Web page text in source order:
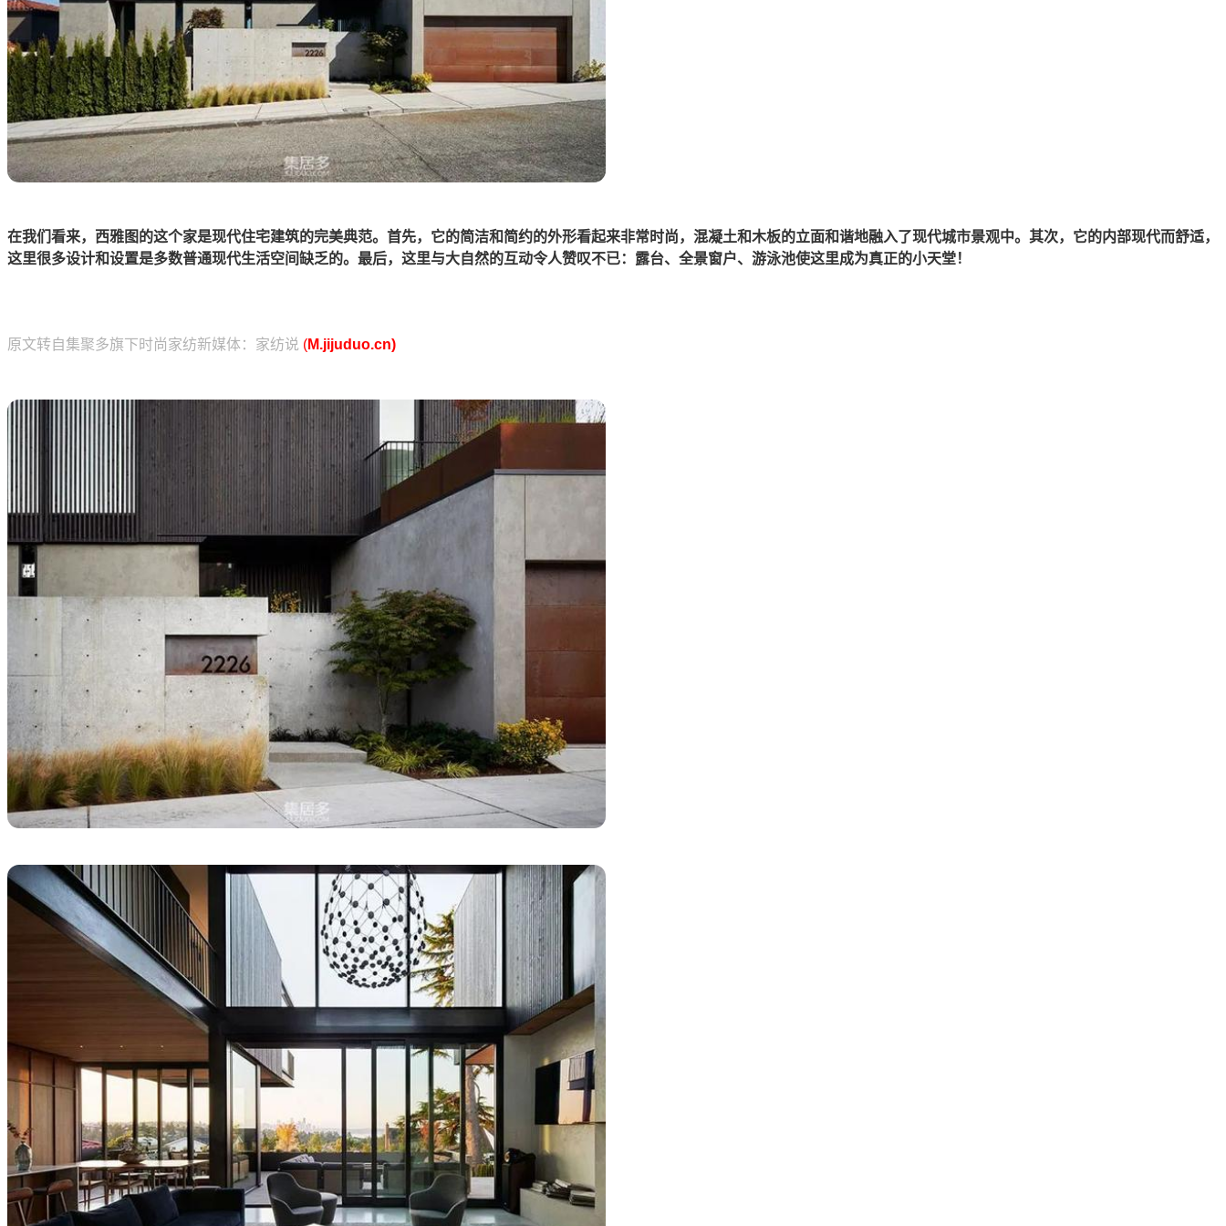
在我们看来，西雅图的这个家是现代住宅建筑的完美典范。首先，它的简洁和简约的外形看起来非常时尚，混凝土和木板的立面和谐地融入了现代城市景观中。其次，它的内部现代而舒适，
这里很多设计和设置是多数普通现代生活空间缺乏的。最后，这里与大自然的互动令人赞叹不已：露台、全景窗户、游泳池使这里成为真正的小天堂！
原文转自集聚多旗下时尚家纺新媒体：家纺说 (M.jijuduo.cn)